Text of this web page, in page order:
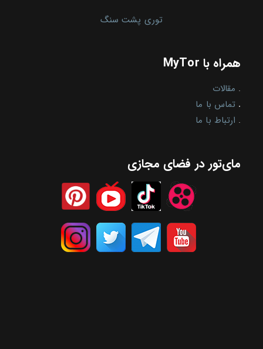
توری پشت سنگ
همراه با MyTor
. مقالات
. تماس با ما
. ارتباط با ما
مای‌تور در فضای مجازی